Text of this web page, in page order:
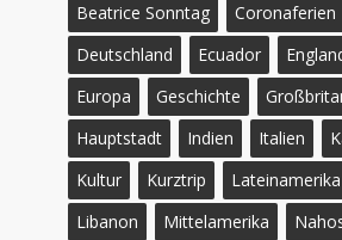
Beatrice Sonntag
Coronaferien
Deutschland
Ecuador
Europa
Geschichte
Hauptstadt
Indien Italien
Kultur
Kurztrip
Lateinamerika
Libanon
Mittelamerika